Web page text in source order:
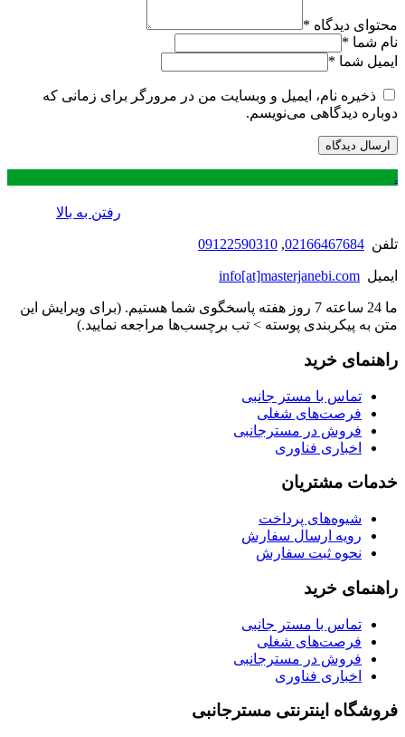
محتوای دیدگاه *
نام شما *
ایمیل شما *
ذخیره نام، ایمیل و وبسایت من در مرورگر برای زمانی که
دوباره دیدگاهی می‌نویسم.
.
رفتن به بالا
تلفن 02166467684
,
09122590310
ایمیل info[at]masterjanebi.com
ما 24 ساعته 7 روز هفته پاسخگوی شما هستیم. (برای ویرایش این
متن به پیکربندی پوسته > تب برچسب‌ها مراجعه نمایید.)
راهنمای خرید
تماس با مستر جانبی
فرصت‌های شغلی
فروش در مسترجانبی
اخباری فناوری
خدمات مشتریان
شیوه‌های پرداخت
رویه ارسال سفارش
نحوه ثبت سفارش
راهنمای خرید
تماس با مستر جانبی
فرصت‌های شغلی
فروش در مسترجانبی
اخباری فناوری
فروشگاه اینترنتی مسترجانبی